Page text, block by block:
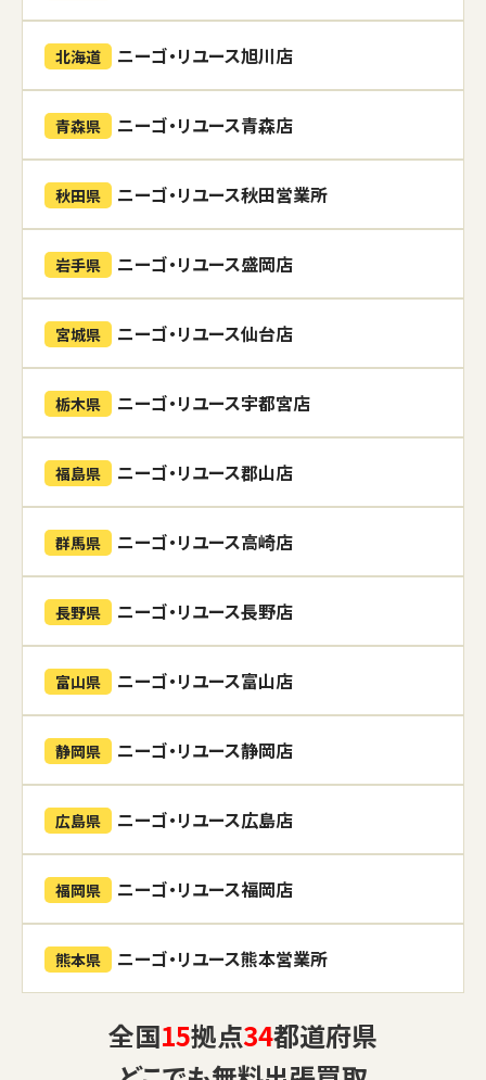
北海道 ニーゴ・リユース旭川店
青森県 ニーゴ・リユース青森店
秋田県 ニーゴ・リユース秋田営業所
岩手県 ニーゴ・リユース盛岡店
宮城県 ニーゴ・リユース仙台店
栃木県 ニーゴ・リユース宇都宮店
福島県 ニーゴ・リユース郡山店
群馬県 ニーゴ・リユース高崎店
長野県 ニーゴ・リユース長野店
富山県 ニーゴ・リユース富山店
静岡県 ニーゴ・リユース静岡店
広島県 ニーゴ・リユース広島店
福岡県 ニーゴ・リユース福岡店
熊本県 ニーゴ・リユース熊本営業所
全国15拠点34都道府県